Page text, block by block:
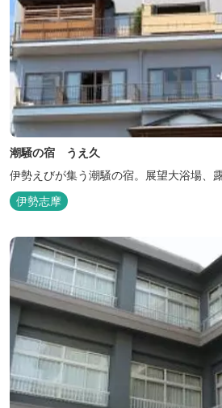
潮騒の宿 うえ久
伊勢えびが集う潮騒の宿。展望大浴場、
伊勢志摩